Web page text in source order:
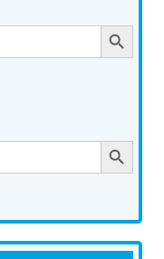
Search Button
Search Button